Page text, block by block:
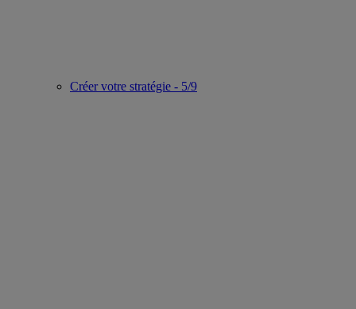
Créer votre stratégie - 5/9